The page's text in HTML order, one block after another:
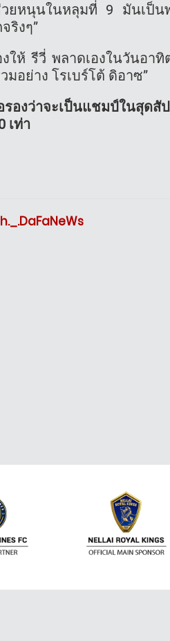
วยหนุนในหลุมที่ 9 มันเป็
ริงๆ”
ให้ รีวี่ พลาดเองในวันอา
อย่าง โรเบร์โต้ ดิอาซ”
รองว่าจะเป็นแชมป์ในสุด
เท่า